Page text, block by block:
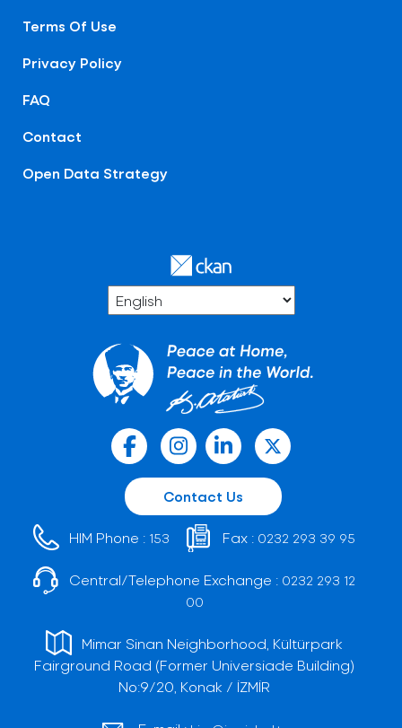
Terms Of Use
Privacy Policy
FAQ
Contact
Open Data Strategy
Contact Us
HIM Phone : 153 Fax : 0232 293 39 95
Central/Telephone Exchange : 0232 293 12
00
Mimar Sinan Neighborhood, Kültürpark
Fairground Road (Former Universiade Building)
No:9/20, Konak / İZMİR